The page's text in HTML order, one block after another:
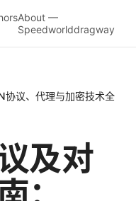
About —
Speedworlddragway
协议、代理与加密技术全
及对